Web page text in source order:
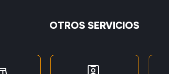
OTROS SERVICIOS